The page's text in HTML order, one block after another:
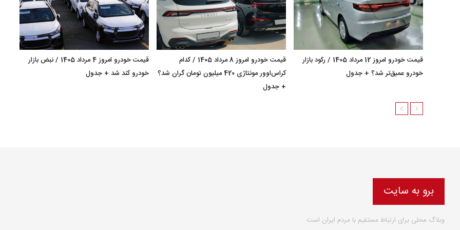
قیمت خودرو امروز 12 مرداد 1405 / رکود بازار
خودرو عمیق‌تر شد؟ + جدول
قیمت خودرو امروز 8 مرداد 1405 / کدام
کراس‌اوور مونتاژی 420 میلیون تومان گران شد؟
+ جدول
قیمت خودرو امروز 4 مرداد 1405 / نبض بازار
خودرو کند شد + جدول
برو به سایت
وبلاگ محلی برای ارتباط مستقیم با مردم ایران است